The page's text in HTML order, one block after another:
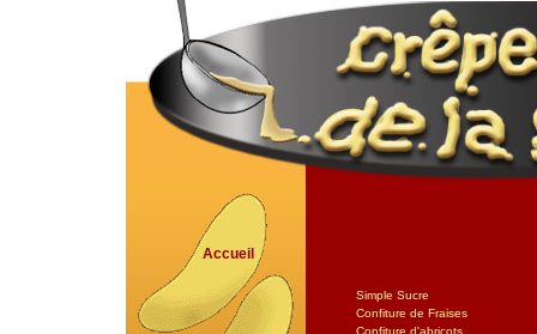
Accueil
Simple Sucre
Confiture de Fraises
Confiture d'abricots